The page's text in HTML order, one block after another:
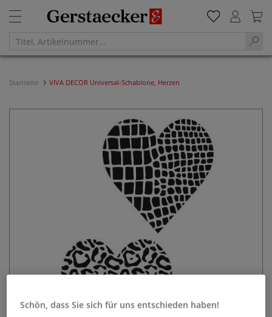
Startseite VIVA DECOR Universal-Schablone, Herzen
Schön, dass Sie sich für uns entschieden haben!